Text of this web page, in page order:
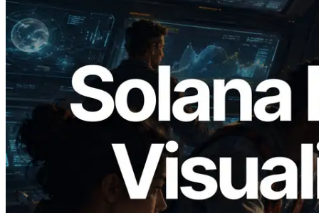
2026.05.24
Validators Solutions ra mắt Solana Block
Analyzer — Trực quan hóa thời gian tạo
block và validator phụ trách theo từng
slot